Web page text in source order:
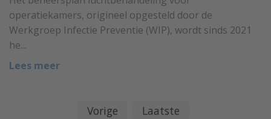
operatiekamers, origineel opgesteld door de
Werkgroep Infectie Preventie (WIP), wordt sinds 2021
he...
Lees meer
Vorige Laatste